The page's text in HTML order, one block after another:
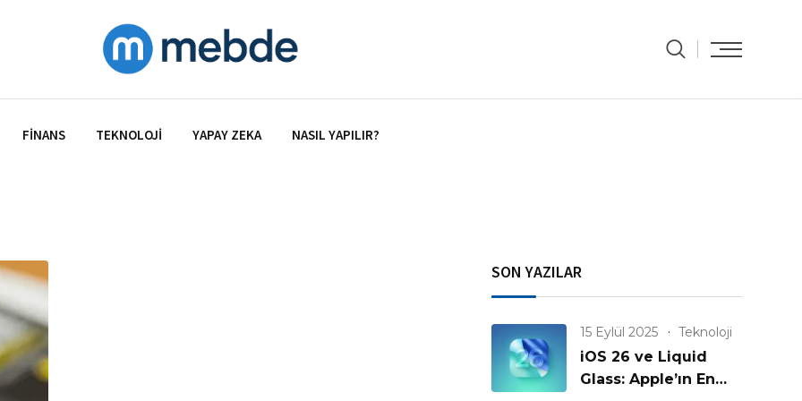
FINANS TEKNOLOJI YAPAY ZEKA NASIL YAPILIR?
SON YAZILAR
15 Eylül 2025 Teknoloji
iOS 26 ve Liquid
Glass: Apple’ın En